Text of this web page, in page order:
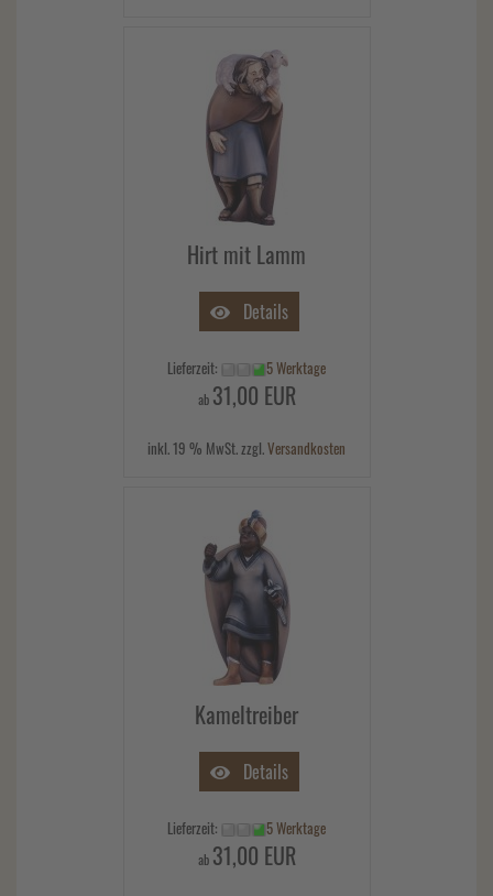
Hirt mit Lamm
Details
Lieferzeit: 5 Werktage
ab 31,00 EUR
inkl. 19 % MwSt. zzgl.Versandkosten
Kameltreiber
Details
Lieferzeit: 5 Werktage
ab 31,00 EUR